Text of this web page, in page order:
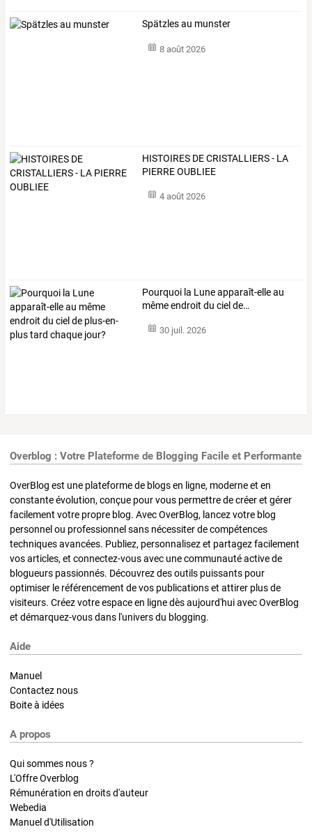
Spätzles au munster
8 août 2026
HISTOIRES DE CRISTALLIERS - LA
PIERRE OUBLIEE
4 août 2026
Pourquoi la Luneapparaît-elleau
mêmeendroit du ciel de…
30 juil. 2026
Overblog : Votre Plateforme de Blogging Facile et Performante
OverBlog est une plateforme de blogs en ligne, moderne et en
constante évolution, conçue pour vous permettre de créer et gérer
facilement votre propre blog. Avec OverBlog, lancez votre blog
personnel ou professionnel sans nécessiter de compétences
techniques avancées. Publiez, personnalisez et partagez facilement
vos articles, et connectez-vous avec une communauté active de
blogueurs passionnés. Découvrez des outils puissants pour
optimiser le référencement de vos publications et attirer plus de
visiteurs. Créez votre espace en ligne dès aujourd'hui avec OverBlog
et démarquez-vous dans l'univers du blogging.
Aide
Manuel
Contactez nous
Boite à idées
A propos
Qui sommes nous ?
L'Offre Overblog
Rémunération en droits d'auteur
Webedia
Manuel d'Utilisation